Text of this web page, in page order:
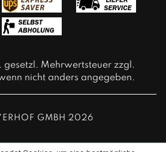
gesetzl. Mehrwertsteuer zzgl.
nicht anders angegeben.
GMBH 2026